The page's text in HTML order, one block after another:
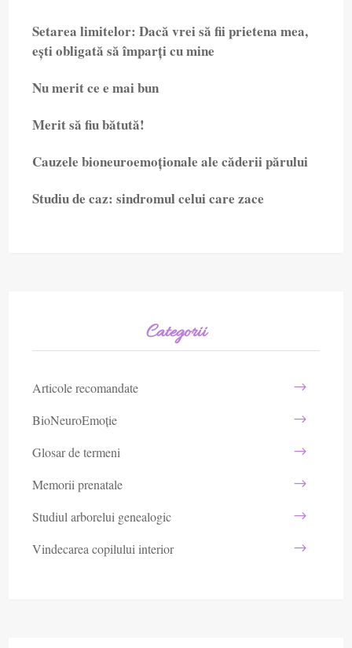
Setarea limitelor: Dacă vrei să fii prietena mea,
ești obligată să împarți cu mine
Nu merit ce e mai bun
Merit să fiu bătută!
Cauzele bioneuroemoționale ale căderii părului
Studiu de caz: sindromul celui care zace
Categorii
Articole recomandate
BioNeuroEmoție
Glosar de termeni
Memorii prenatale
Studiul arborelui genealogic
Vindecarea copilului interior